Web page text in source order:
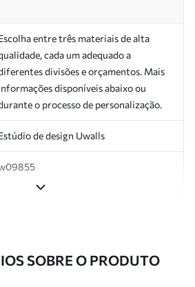
entre três materiais de alta
cada um adequado a
divisões e orçamentos. Mais
disponíveis abaixo ou
o processo de personalização.
de design Uwalls
com revestimento de verniz
SOBRE O PRODUTO